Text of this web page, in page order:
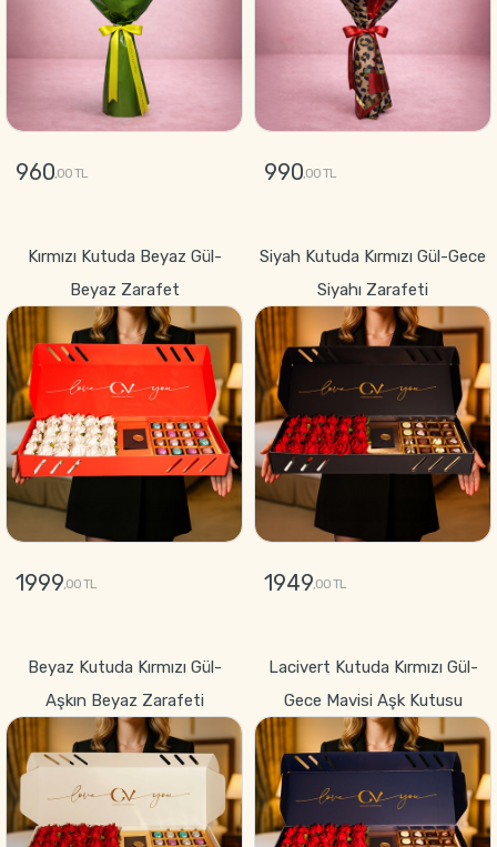
960,00 TL 990,00 TL
Kırmızı Kutuda Beyaz Gül-
Beyaz Zarafet
1999,00 TL
Siyah Kutuda Kırmızı Gül-Gece
Siyahı Zarafeti
1949,00 TL
Beyaz Kutuda Kırmızı Gül-
Aşkın Beyaz Zarafeti
Lacivert Kutuda Kırmızı Gül-
Gece Mavisi Aşk Kutusu